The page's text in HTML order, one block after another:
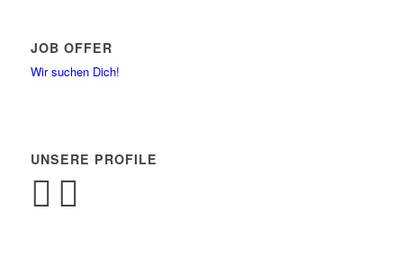
JOB OFFER
Wir suchen Dich!
UNSERE PROFILE